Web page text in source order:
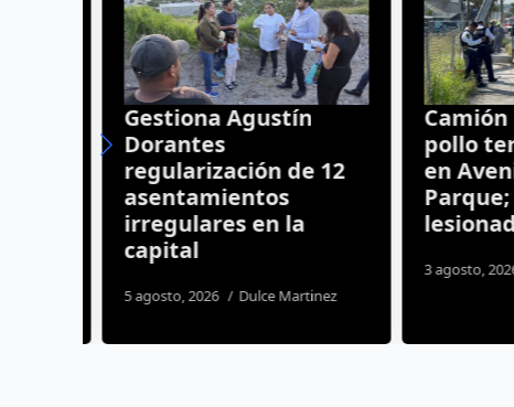
Gestiona Agustín
Dorantes
regularización de 12
asentamientos
irregulares en la
capital
5 agosto, 2026 Dulce Martinez
Camión
pollo
en
Parque;
lesionado
3 agosto, 2026